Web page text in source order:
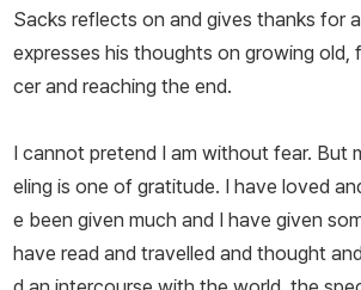
Sacks reflects on and gives thanks for
expresses his thoughts on growing old,
cer and reaching the end.
I cannot pretend I am without fear. But
eling is one of gratitude. I have loved
e been given much and I have given
have read and travelled and thought